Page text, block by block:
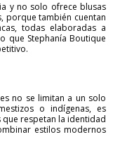
y no solo ofrece blusas
porque también cuentan
todas elaboradas a
que Stephanía Boutique
no se limitan a un solo
o indígenas, es
que respetan la identidad
estilos modernos